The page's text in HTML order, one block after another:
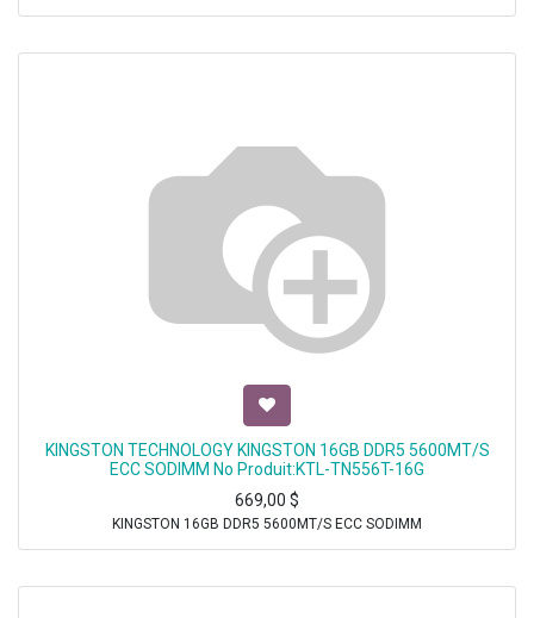
KINGSTON TECHNOLOGY KINGSTON 16GB DDR5 5600MT/S
ECC SODIMM No Produit:KTL-TN556T-16G
669,00 $
KINGSTON 16GB DDR5 5600MT/S ECC SODIMM